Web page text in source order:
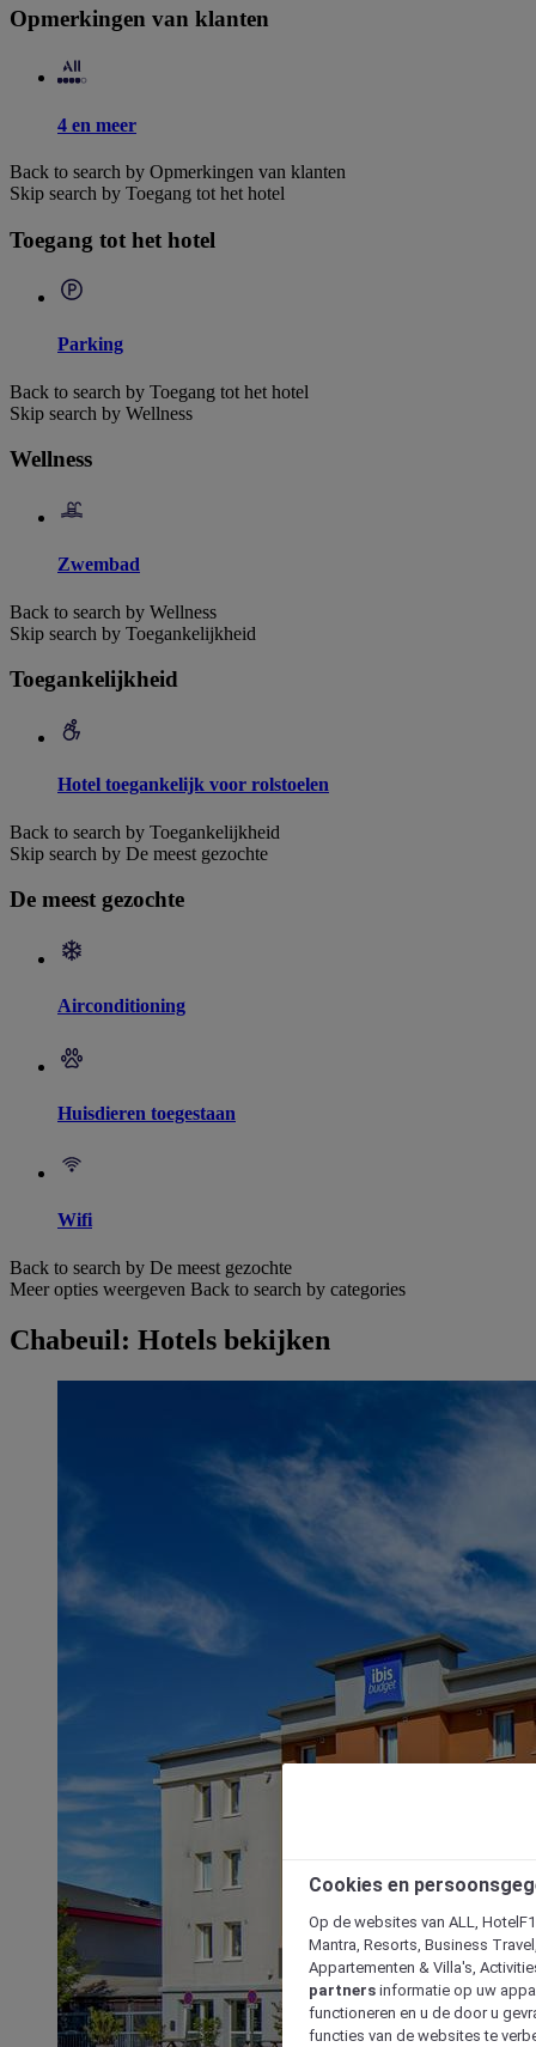
Opmerkingen van klanten
4 en meer
Back to search by Opmerkingen van klanten
Skip search by Toegang tot het hotel
Toegang tot het hotel
Parking
Back to search by Toegang tot het hotel
Skip search by Wellness
Wellness
Zwembad
Back to search by Wellness
Skip search by Toegankelijkheid
Toegankelijkheid
Hotel toegankelijk voor rolstoelen
Back to search by Toegankelijkheid
Skip search by De meest gezochte
De meest gezochte
Airconditioning
Huisdieren toegestaan
Wifi
Back to search by De meest gezochte
Meer opties weergeven Back to search by categories
Chabeuil: Hotels bekijken
Cookies en
Op de websites van ALL,
Mantra, Resorts, Business
Appartementen & Villa's,
partners informatie op uw
functioneren en u de door u
functies van de websites te